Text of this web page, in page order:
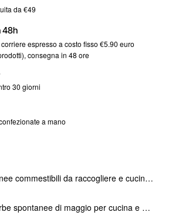
da €49
48h
espresso a costo fisso €5.90 euro
consegna in 48 ore
30 giorni
a mano
Erbe spontanee commestibili da raccogliere e cucinare
Le migliori erbe spontanee di maggio per cucina e fitoterapia